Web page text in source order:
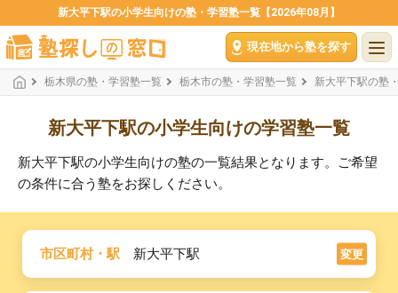
新大平下駅の小学生向けの塾・学習塾一覧【2026年08月】
現在地から塾を探す
栃木県の塾・学習塾一覧 栃木市の塾・学習塾一覧 新大平下駅の塾
新大平下駅の小学生向けの学習塾一覧
新大平下駅の小学生向けの塾の一覧結果となります。ご希望
の条件に合う塾をお探しください。
市区町村・駅 新大平下駅 変更